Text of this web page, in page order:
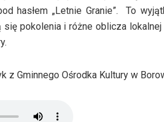
hasłem „Letnie Granie”. To
się pokolenia i różne oblicza
z Gminnego Ośrodka Kultury w